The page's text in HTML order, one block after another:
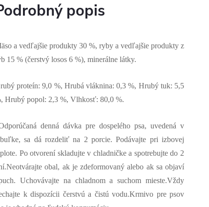
popis
a vedľajšie produkty 30 %, ryby a vedľajšie produkty z
15 % (čerstvý losos 6 %), minerálne látky.
proteín: 9,0 %, Hrubá vláknina: 0,3 %, Hrubý tuk: 5,5
Hrubý popol: 2,3 %, Vlhkosť: 80,0 %.
denná dávka pre dospelého psa, uvedená v
sa dá rozdeliť na 2 porcie. Podávajte pri izbovej
Po otvorení skladujte v chladničke a spotrebujte do 2
obal, ak je zdeformovaný alebo ak sa objaví
Uchovávajte na chladnom a suchom mieste.Vždy
k dispozícii čerstvú a čistú vodu.Krmivo pre psov